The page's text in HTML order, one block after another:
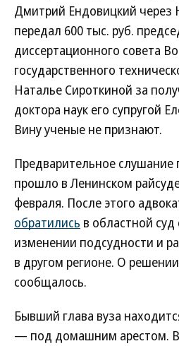
Дмитрий Ендовицкий через
передал 600 тыс. руб.
диссертационного совета
государственного
Наталье Сироткиной за
доктора наук его супругой
Вину ученые не признают.
Предварительное слушание
прошло в Ленинском
февраля. После этого
обратились в областной
изменении подсудности и
в другом регионе. О
сообщалось.
Бывший глава вуза
— под домашним арестом.